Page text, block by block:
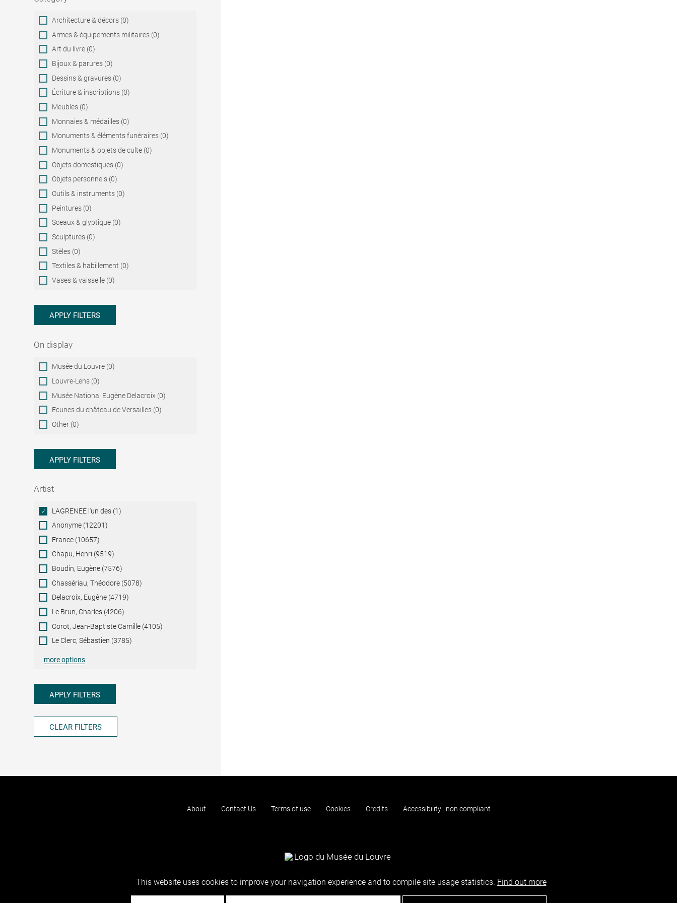
Category
Architecture & décors (0)
Armes & équipements militaires (0)
Art du livre (0)
Bijoux & parures (0)
Dessins & gravures (0)
Écriture & inscriptions (0)
Meubles (0)
Monnaies & médailles (0)
Monuments & éléments funéraires (0)
Monuments & objets de culte (0)
Objets domestiques (0)
Objets personnels (0)
Outils & instruments (0)
Peintures (0)
Sceaux & glyptique (0)
Sculptures (0)
Stèles (0)
Textiles & habillement (0)
Vases & vaisselle (0)
APPLY FILTERS
On display
On
display
Musée du Louvre (0)
Louvre-Lens (0)
Musée National Eugène Delacroix (0)
Ecuries du château de Versailles (0)
Other (0)
APPLY FILTERS
Artist
ArtistLAGRENEE l'un des (1)
Anonyme (12201)
France (10657)
Chapu, Henri (9519)
Boudin, Eugène (7576)
Chassériau, Théodore (5078)
Delacroix, Eugène (4719)
Le Brun, Charles (4206)
Corot, Jean-Baptiste Camille (4105)
Le Clerc, Sébastien (3785)
more options
APPLY FILTERS
CLEAR FILTERS
About Contact Us Terms of use Cookies Credits Accessibility : non compliant
This website uses cookies to improve your navigation experience and to compile site usage statistics. Find out more